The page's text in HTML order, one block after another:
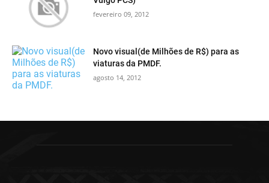
fevereiro 09, 2012
Novo visual(de Milhões de R$) para as
viaturas da PMDF.
agosto 14, 2012